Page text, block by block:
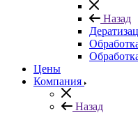
Назад
Цены
Компания
Назад